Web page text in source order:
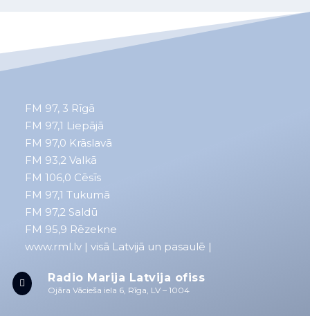
FM 97, 3 Rīgā
FM 97,1 Liepājā
FM 97,0 Krāslavā
FM 93,2 Valkā
FM 106,0 Cēsīs
FM 97,1 Tukumā
FM 97,2 Saldū
FM 95,9 Rēzekne
www.rml.lv| visā Latvijā un pasaulē |
 Radio Marija Latvija ofiss
Ojāra Vācieša iela 6, Rīga, LV – 1004